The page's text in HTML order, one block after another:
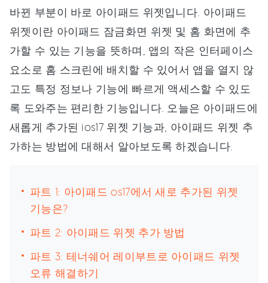
바뀐 부분이 바로 아이패드 위젯입니다. 아이패드
위젯이란 아이패드 잠금화면 위젯 및 홈 화면에 추
가할 수 있는 기능을 뜻하며, 앱의 작은 인터페이스
요소로 홈 스크린에 배치할 수 있어서 앱을 열지 않
고도 특정 정보나 기능에 빠르게 액세스할 수 있도
록 도와주는 편리한 기능입니다. 오늘은 아이패드에
새롭게 추가된 ios17 위젯 기능과, 아이패드 위젯 추
가하는 방법에 대해서 알아보도록 하겠습니다.
파트 1: 아이패드 os17에서 새로 추가된 위젯
기능은?
파트 2: 아이패드 위젯 추가 방법
파트 3: 테너쉐어 레이부트로 아이패드 위젯
오류 해결하기